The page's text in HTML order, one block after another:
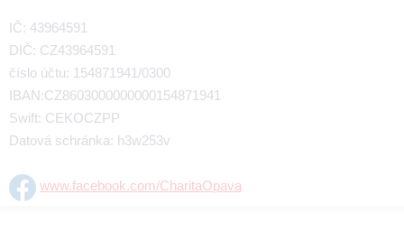
IČ: 43964591
DIČ: CZ43964591
číslo účtu: 154871941/0300
IBAN:CZ8603000000000154871941
Swift: CEKOCZPP
Datová schránka: h3w253v
www.facebook.com/CharitaOpava